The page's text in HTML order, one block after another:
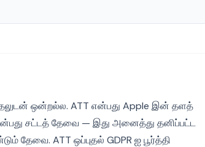
ஒன்றல்ல. ATT என்பது Apple இன் தளத்
சட்டத் தேவை — இது அனைத்து தனிப்பட்ட
தேவை. ATT ஒப்புதல் GDPR ஐ பூர்த்தி